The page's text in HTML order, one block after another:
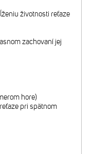
životnosti reťaze
zachovaní jej
hore)
pri spätnom